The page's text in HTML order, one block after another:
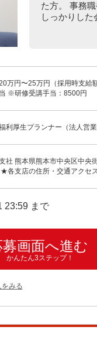
た方。 事務
しっかりし
万円〜25万円（採用時支給
※研修受講手当：8500円
利厚生プランナー（法人営業
社 熊本県熊本市中央区中央
★各支店の住所・交通アクセ
23:59 まで
募画面へ進む
かんたん3ステップ！
みる